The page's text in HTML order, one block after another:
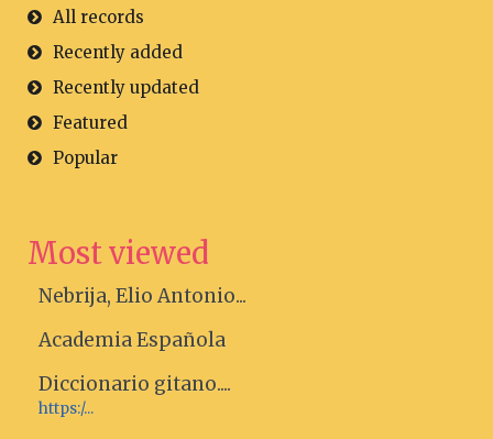
All records
Recently added
Recently updated
Featured
Popular
Most viewed
Nebrija, Elio Antonio...
Academia Española
Diccionario gitano....
https:/...